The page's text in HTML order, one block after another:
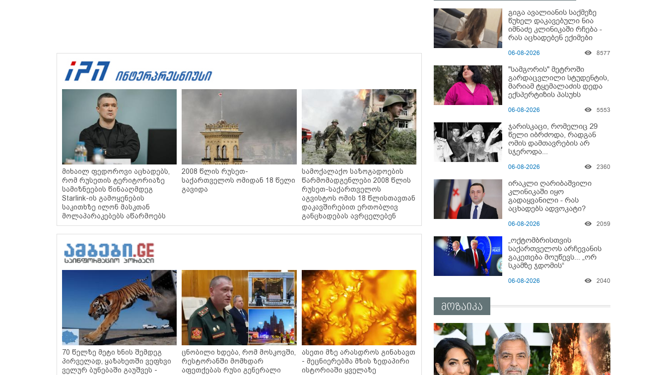
მიხაილ ფედოროვი აცხადებს,
რომ რუსეთის ტერიტორიაზე
სამიზნეების წინააღმდეგ
Starlink-ის გამოყენების
საკითხზე ილონ მასკთან
მოლაპარაკებებს აწარმოებს
2008 წლის რუსეთ-
საქართველოს ომიდან 18 წელი
გავიდა
სამოქალაქო საზოგადოების
წარმომადგენლები 2008 წლის
რუსეთ-საქართველოს
აგვისტოს ომის 18 წლისთავთან
დაკავშირებით ერთობლივ
განცხადებას ავრცელებენ
70 წელზე მეტი ხნის შემდეგ
პირველად, ყაზახეთში ვეფხვი
ველურ ბუნებაში გაუშვეს -
ცნობილი ხდება, რომ მოსკოვში,
რესტორანში მომხდარ
აფეთქებას რუსი გენერალი
ასეთი მზე არასდროს გინახავთ
- მეცნიერებმა მზის ზედაპირი
ისტორიაში ყველაზე
გიგა ავალიანის საქმეზე
წუხელ დაკავებული ნია
იმნაძე კლინიკაში რჩება -
რას აცხადებენ ექიმები
06-08-2026 8577
"სამგორის" მეტროში
გარდაცვლილი სტუდენტის,
მარიამ ტყემალაძის დედა
ექსპერტიზის პასუხს
გოგონას გარდაცვალების
06-08-2026 5553
ჯარისკაცი, რომელიც 29
წელი იბრძოდა, რადგან
ომის დამთავრების არ
სჯეროდა...
06-08-2026 2360
ირაკლი ღარიბაშვილი
კლინიკაში იყო
გადაყვანილი - რას
აცხადებს ადვოკატი?
06-08-2026 2059
„ოქტომბრისთვის
საქართველოს არჩევანის
გაკეთება მოუწევს... „ორ
სკამზე ჯდომის“
დასრულდეს“ - მირიან
06-08-2026 2040
მოზაიკა